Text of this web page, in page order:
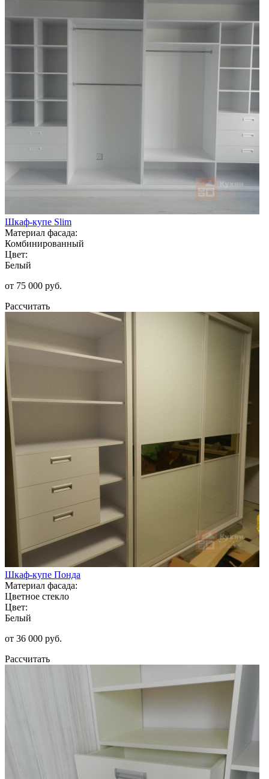
Шкаф-купе Slim
Материал фасада:
Комбинированный
Цвет:
Белый
от 75 000 руб.
Рассчитать
Шкаф-купе Понда
Материал фасада:
Цветное стекло
Цвет:
Белый
от 36 000 руб.
Рассчитать